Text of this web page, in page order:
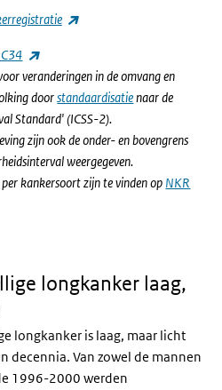
(externe link)
(externe link)
veranderingen in de omvang en
doorstandaardisatienaar de
Standard' (ICSS-2).
zijn ook de onder- en bovengrens
weergegeven.
kankersoort zijn te vinden op NKR
longkanker laag,
longkanker is laag, maar licht
decennia. Van zowel de mannen
1996-2000 werden